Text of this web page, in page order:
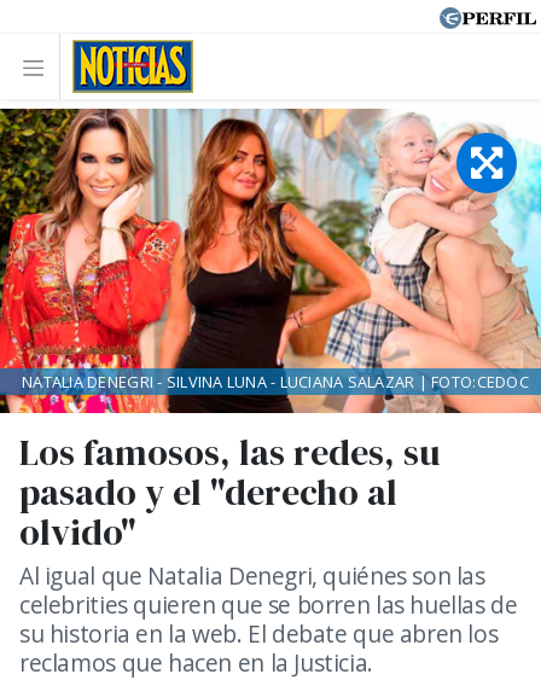
Los famosos, las redes, su
pasado y el "derecho al
olvido"
Al igual que Natalia Denegri, quiénes son las
celebrities quieren que se borren las huellas de
su historia en la web. El debate que abren los
reclamos que hacen en la Justicia.
NATALIA DENEGRI - SILVINA LUNA - LUCIANA SALAZAR | FOTO:CEDOC